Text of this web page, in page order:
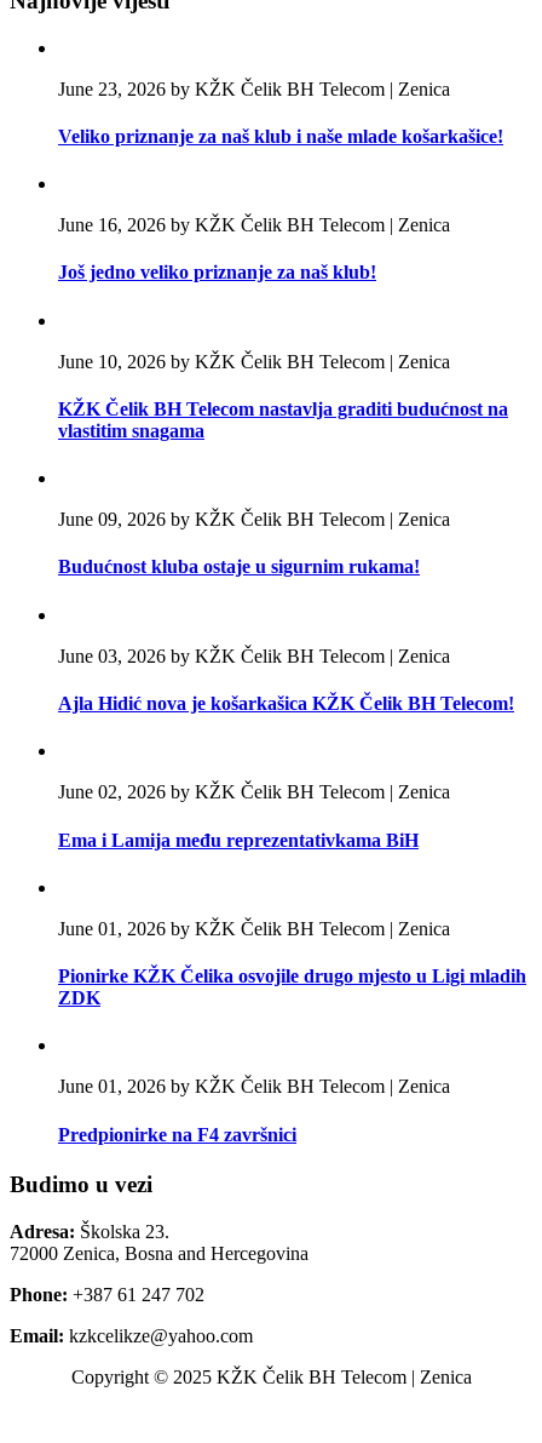
June 23, 2026 by KŽK Čelik BH Telecom | Zenica
Veliko priznanje za naš klub i naše mlade košarkašice!
June 16, 2026 by KŽK Čelik BH Telecom | Zenica
Još jedno veliko priznanje za naš klub!
June 10, 2026 by KŽK Čelik BH Telecom | Zenica
KŽK Čelik BH Telecom nastavlja graditi budućnost na
vlastitim snagama
June 09, 2026 by KŽK Čelik BH Telecom | Zenica
Budućnost kluba ostaje u sigurnim rukama!
June 03, 2026 by KŽK Čelik BH Telecom | Zenica
Ajla Hidić nova je košarkašica KŽK Čelik BH Telecom!
June 02, 2026 by KŽK Čelik BH Telecom | Zenica
Ema i Lamija među reprezentativkama BiH
June 01, 2026 by KŽK Čelik BH Telecom | Zenica
Pionirke KŽK Čelika osvojile drugo mjesto u Ligi mladih
ZDK
June 01, 2026 by KŽK Čelik BH Telecom | Zenica
Predpionirke na F4 završnici
Budimo u vezi
Adresa: Školska 23.
72000 Zenica, Bosna and Hercegovina
Phone: +387 61 247 702
Email: kzkcelikze@yahoo.com
Copyright © 2025 KŽK Čelik BH Telecom | Zenica